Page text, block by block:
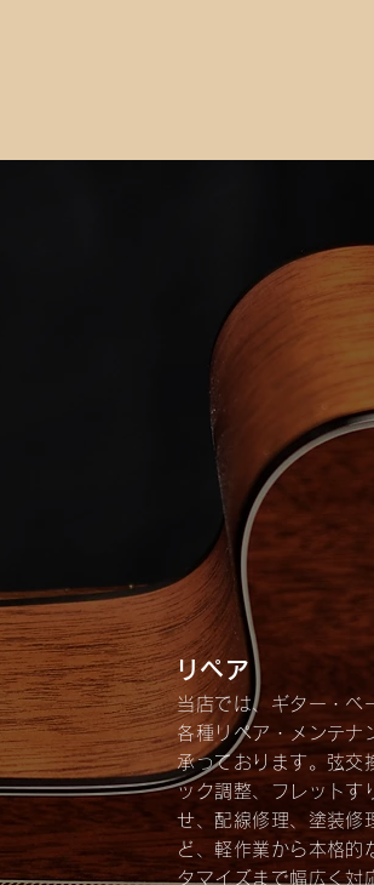
​リペア
当店では、ギター・ベ
各種リペア・メンテナ
承っております。弦交
ック調整、フレットす
せ、配線修理、塗装修
ど、軽作業から本格的
タマイズまで幅広く対